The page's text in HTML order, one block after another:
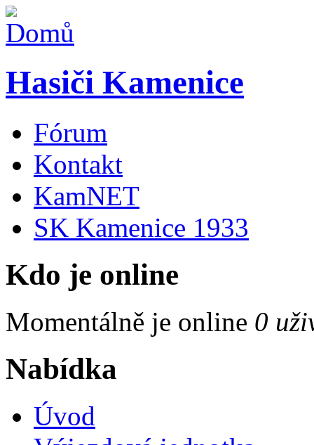
Hasiči Kamenice
Fórum
Kontakt
KamNET
SK Kamenice 1933
Kdo je online
Momentálně je online 0
Nabídka
Úvod